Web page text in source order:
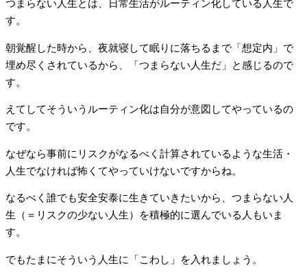
つまらない人生とは、日常生活がルーティン化している人生で
す。
朝覚醒した時から、夜就寝して眠りに落ちるまで「想定内」で
埋め尽くされているから、「つまらない人生だ」と感じるので
す。
えてしてそういうルーティン化は自分が意図してやっているの
です。
なぜなら事前にリスクがなるべく計算されているような生活・
人生でなければ怖くてやっていけないですからね。
なるべく誰でも安全安泰に生きていきたいから、つまらない人
生（＝リスクの少ない人生）を積極的に選んでいる人もいま
す。
でもたまにそういう人生に「こわし」を入れましょう。